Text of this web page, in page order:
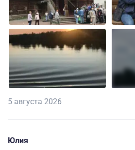
5 августа 2026
Юлия